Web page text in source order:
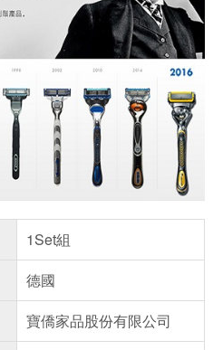
1Set組
德國
寶僑家品股份有限公司